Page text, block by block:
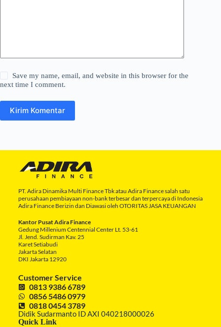
Save my name, email, and website in this browser for the
next time I comment.
Kirim Komentar
PT. Adira Dinamika Multi Finance Tbk atau Adira Finance salah satu
perusahaan pembiayaan non-bank terbesar dan terpercaya di Indonesia
Adira Finance Berizin dan Diawasi oleh OTORITAS JASA KEUANGAN
Kantor Pusat Adira Finance
Gedung Millenium Centennial Center Lt. 53-61
Jl. Jend. Sudirman Kav. 25
Karet Setiabudi
Jakarta Selatan
DKI Jakarta 12920
Customer Service
0813 9386 6789
0856 5486 0979
0818 0454 3789
Didik Sudarmanto ID AXI 040218000026
Quick Link